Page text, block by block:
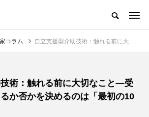
コラム 自立支援型介助技術：触れる前に大切なこと—受け入れてもらえるか否かを決めるのは「最初の10秒」—
術：触れる前に大切なこと—受
か否かを決めるのは「最初の10